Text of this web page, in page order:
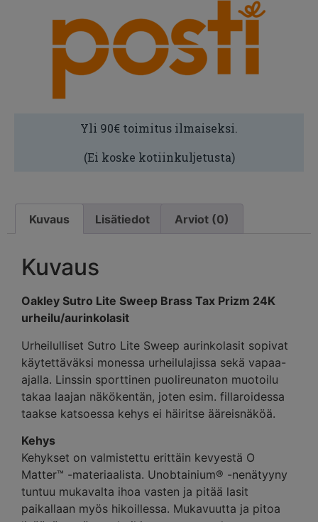
Yli 90€ toimitus ilmaiseksi.
(Ei koske kotiinkuljetusta)
Kuvaus Lisätiedot Arviot (0)
Kuvaus
Oakley Sutro Lite Sweep Brass Tax Prizm 24K
urheilu/aurinkolasit
Urheilulliset Sutro Lite Sweep aurinkolasit sopivat
käytettäväksi monessa urheilulajissa sekä vapaa-
ajalla. Linssin sporttinen puolireunaton muotoilu
takaa laajan näkökentän, joten esim. fillaroidessa
taakse katsoessa kehys ei häiritse ääreisnäköä.
Kehys
Kehykset on valmistettu erittäin kevyestä O
Matter™ -materiaalista. Unobtainium® -nenätyyny
tuntuu mukavalta ihoa vasten ja pitää lasit
paikallaan myös hikoillessa. Mukavuutta ja pitoa